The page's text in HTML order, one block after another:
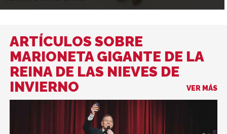
ARTÍCULOS SOBRE
MARIONETA GIGANTE DE LA
REINA DE LAS NIEVES DE
INVIERNO
VER MÁS